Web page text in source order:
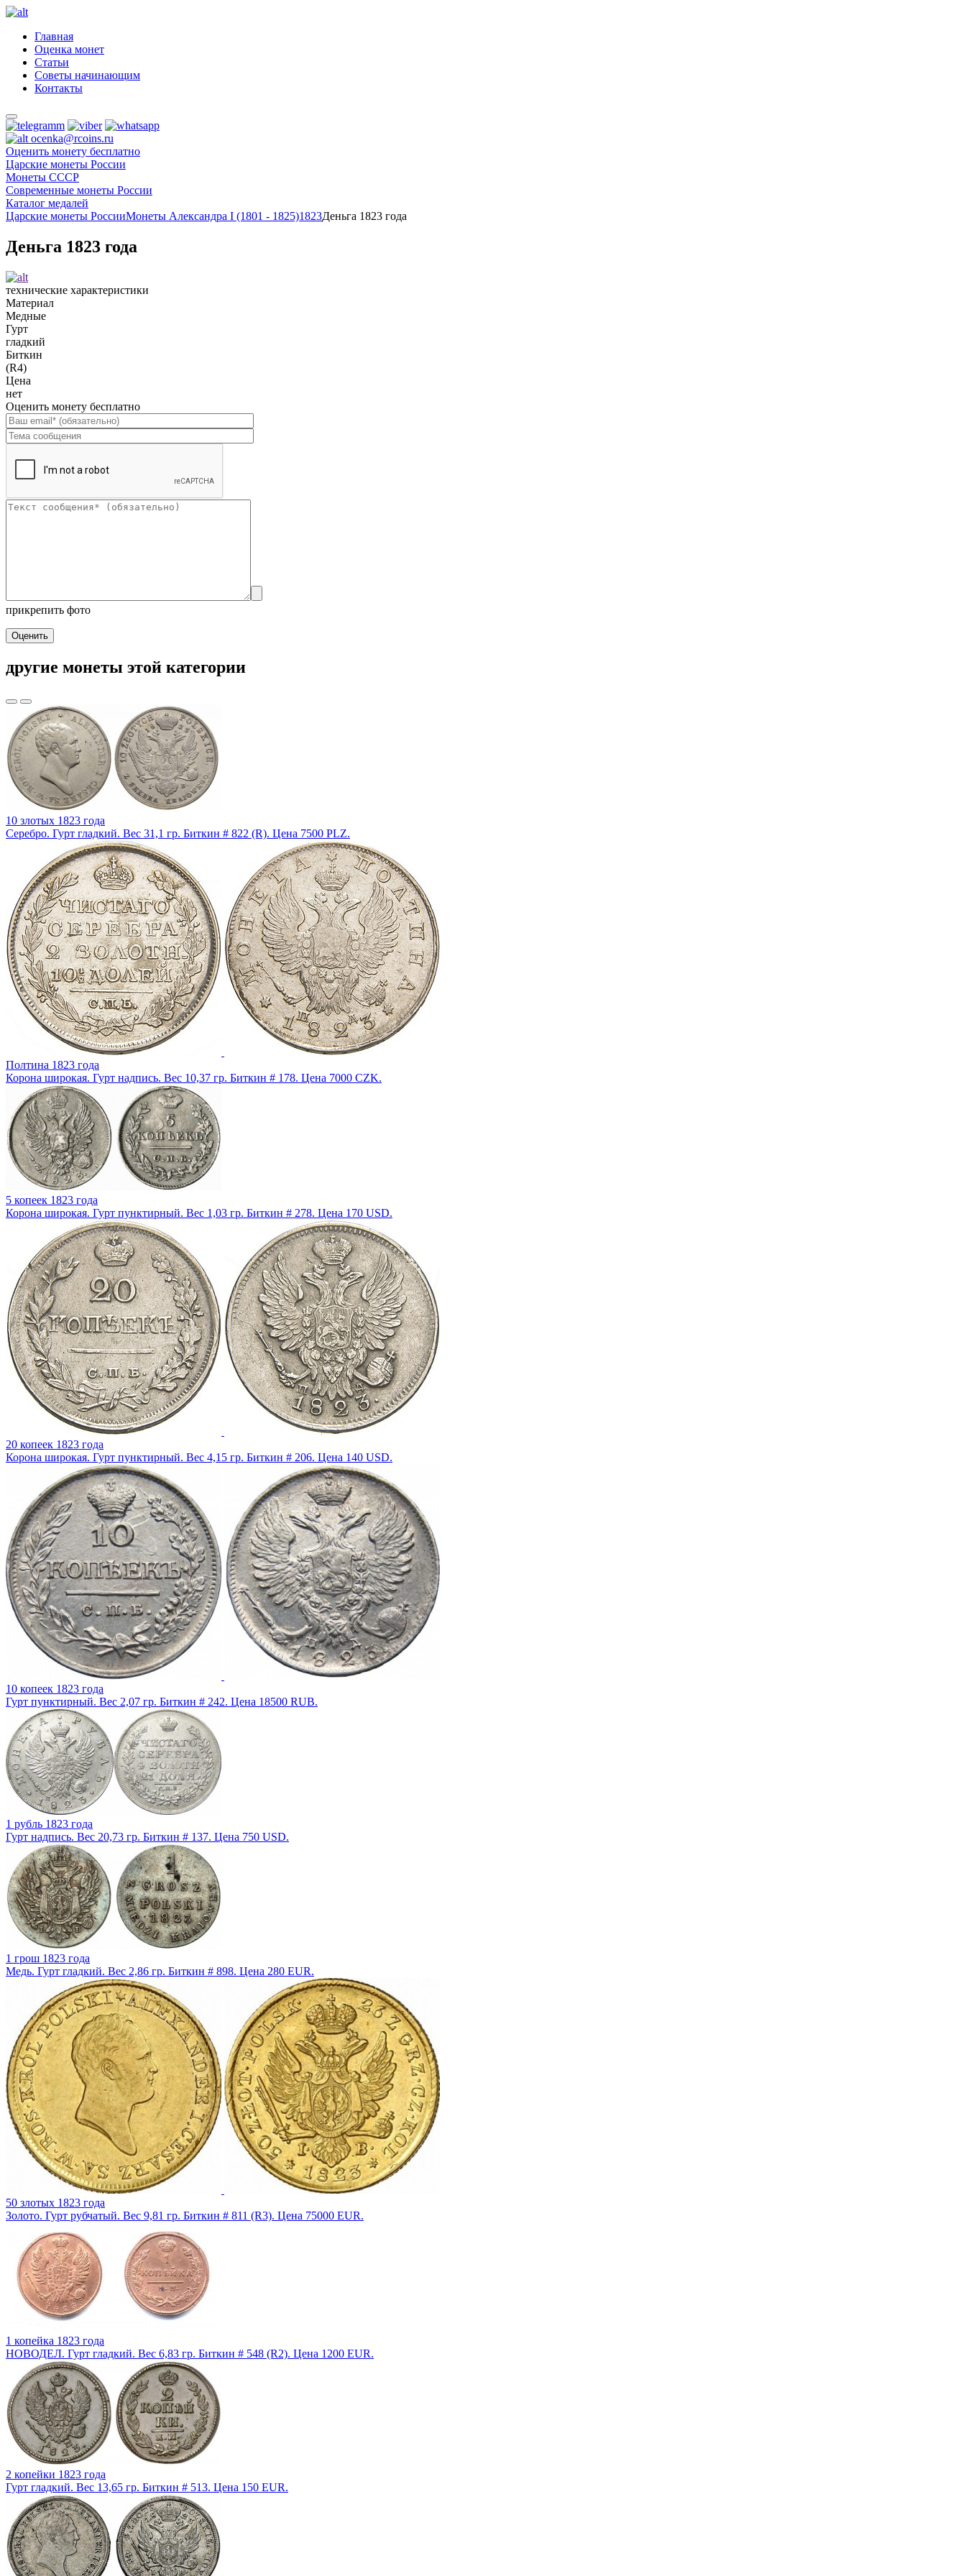
Главная
Оценка монет
Статьи
Советы начинающим
Контакты
ocenka@rcoins.ru
Оценить монету бесплатно
Царские монеты России
Монеты СССР
Современные монеты России
Каталог медалей
Царские монеты РоссииМонеты Александра I (1801 - 1825)1823Деньга 1823 года
Деньга 1823 года
технические характеристики
Материал
Медные
Гурт
гладкий
Биткин
(R4)
Цена
нет
Оценить монету бесплатно
прикрепить фото
Оценить
другие монеты этой категории
10 злотых 1823 года
Серебро. Гурт гладкий. Вес 31,1 гр. Биткин # 822 (R). Цена 7500 PLZ.
Полтина 1823 года
Корона широкая. Гурт надпись. Вес 10,37 гр. Биткин # 178. Цена 7000 CZK.
5 копеек 1823 года
Корона широкая. Гурт пунктирный. Вес 1,03 гр. Биткин # 278. Цена 170 USD.
20 копеек 1823 года
Корона широкая. Гурт пунктирный. Вес 4,15 гр. Биткин # 206. Цена 140 USD.
10 копеек 1823 года
Гурт пунктирный. Вес 2,07 гр. Биткин # 242. Цена 18500 RUB.
1 рубль 1823 года
Гурт надпись. Вес 20,73 гр. Биткин # 137. Цена 750 USD.
1 грош 1823 года
Медь. Гурт гладкий. Вес 2,86 гр. Биткин # 898. Цена 280 EUR.
50 злотых 1823 года
Золото. Гурт рубчатый. Вес 9,81 гр. Биткин # 811 (R3). Цена 75000 EUR.
1 копейка 1823 года
НОВОДЕЛ. Гурт гладкий. Вес 6,83 гр. Биткин # 548 (R2). Цена 1200 EUR.
2 копейки 1823 года
Гурт гладкий. Вес 13,65 гр. Биткин # 513. Цена 150 EUR.